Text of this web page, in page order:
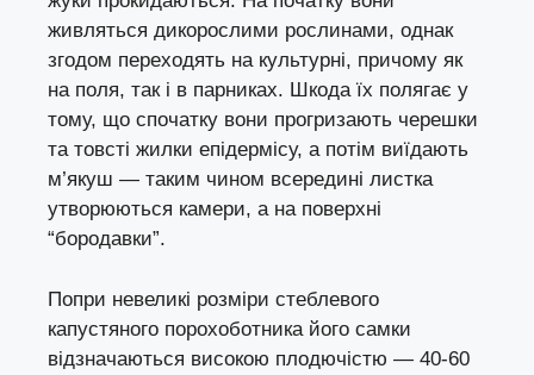
живляться дикорослими рослинами, однак
згодом переходять на культурні, причому як
на поля, так і в парниках. Шкода їх полягає у
тому, що спочатку вони прогризають черешки
та товсті жилки епідермісу, а потім виїдають
м’якуш — таким чином всередині листка
утворюються камери, а на поверхні
“бородавки”.
Попри невеликі розміри стеблевого
капустяного порохоботника його самки
відзначаються високою плодючістю — 40-60